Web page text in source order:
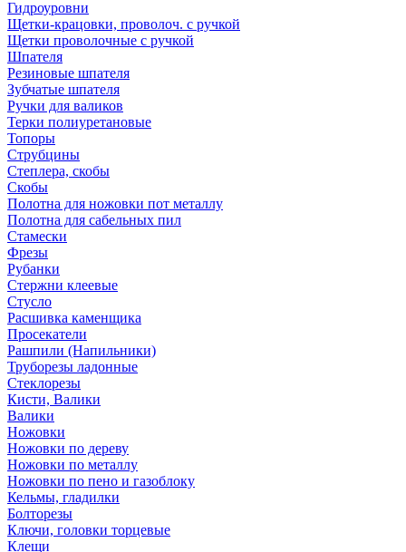
Гидроуровни
Щетки-крацовки, проволоч. с ручкой
Щетки проволочные с ручкой
Шпателя
Резиновые шпателя
Зубчатые шпателя
Ручки для валиков
Терки полиуретановые
Топоры
Струбцины
Степлера, скобы
Скобы
Полотна для ножовки пот металлу
Полотна для сабельных пил
Стамески
Фрезы
Рубанки
Стержни клеевые
Стусло
Расшивка каменщика
Просекатели
Рашпили (Напильники)
Труборезы ладонные
Стеклорезы
Кисти, Валики
Валики
Ножовки
Ножовки по дереву
Ножовки по металлу
Ножовки по пено и газоблоку
Кельмы, гладилки
Болторезы
Ключи, головки торцевые
Клещи